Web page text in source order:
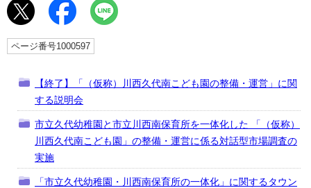
ページ番号1000597
【終了】「（仮称）川西久代南こども園の整備・運営」に関
する説明会
市立久代幼稚園と市立川西南保育所を一体化した 「（仮称）
川西久代南こども園」の整備・運営に係る対話型市場調査の
実施
「市立久代幼稚園・川西南保育所の一体化」に関するタウン